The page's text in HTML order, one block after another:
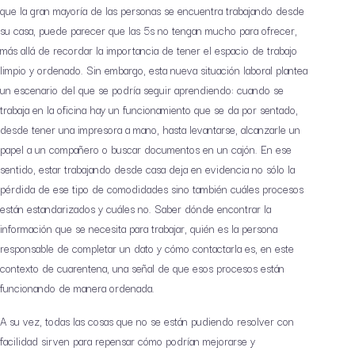
que la gran mayoría de las personas se encuentra trabajando desde
su casa, puede parecer que las 5s no tengan mucho para ofrecer,
más allá de recordar la importancia de tener el espacio de trabajo
limpio y ordenado. Sin embargo, esta nueva situación laboral plantea
un escenario del que se podría seguir aprendiendo: cuando se
trabaja en la oficina hay un funcionamiento que se da por sentado,
desde tener una impresora a mano, hasta levantarse, alcanzarle un
papel a un compañero o buscar documentos en un cajón. En ese
sentido, estar trabajando desde casa deja en evidencia no sólo la
pérdida de ese tipo de comodidades sino también cuáles procesos
están estandarizados y cuáles no. Saber dónde encontrar la
información que se necesita para trabajar, quién es la persona
responsable de completar un dato y cómo contactarla es, en este
contexto de cuarentena, una señal de que esos procesos están
funcionando de manera ordenada.
A su vez, todas las cosas que no se están pudiendo resolver con
facilidad sirven para repensar cómo podrían mejorarse y